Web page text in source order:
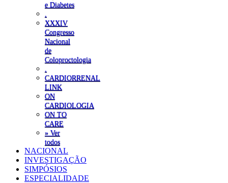
e Diabetes
XXXIV
Congresso
Nacional
de
Coloproctologia
CARDIORRENAL
LINK
ON
CARDIOLOGIA
ON TO
CARE
» Ver
todos
NACIONAL
INVESTIGAÇÃO
SIMPÓSIOS
ESPECIALIDADE